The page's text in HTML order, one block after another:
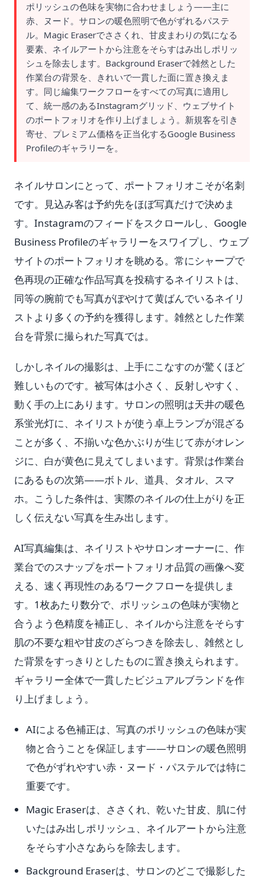
ポリッシュの色味を実物に合わせましょう——主に
赤、ヌード。サロンの暖色照明で色がずれるパステ
ル。Magic Eraserでささくれ、甘皮まわりの気になる
要素、ネイルアートから注意をそらすはみ出しポリッ
シュを除去します。Background Eraserで雑然とした
作業台の背景を、きれいで一貫した面に置き換えま
す。同じ編集ワークフローをすべての写真に適用し
て、統一感のあるInstagramグリッド、ウェブサイト
のポートフォリオを作り上げましょう。新規客を引き
寄せ、プレミアム価格を正当化するGoogle Business
Profileのギャラリーを。
ネイルサロンにとって、ポートフォリオこそが名刺
です。見込み客は予約先をほぼ写真だけで決めま
す。Instagramのフィードをスクロールし、Google
Business Profileのギャラリーをスワイプし、ウェブ
サイトのポートフォリオを眺める。常にシャープで
色再現の正確な作品写真を投稿するネイリストは、
同等の腕前でも写真がぼやけて黄ばんでいるネイリ
ストより多くの予約を獲得します。雑然とした作業
台を背景に撮られた写真では。
しかしネイルの撮影は、上手にこなすのが驚くほど
難しいものです。被写体は小さく、反射しやすく、
動く手の上にあります。サロンの照明は天井の暖色
系蛍光灯に、ネイリストが使う卓上ランプが混ざる
ことが多く、不揃いな色かぶりが生じて赤がオレン
ジに、白が黄色に見えてしまいます。背景は作業台
にあるもの次第——ボトル、道具、タオル、スマ
ホ。こうした条件は、実際のネイルの仕上がりを正
しく伝えない写真を生み出します。
AI写真編集は、ネイリストやサロンオーナーに、作
業台でのスナップをポートフォリオ品質の画像へ変
える、速く再現性のあるワークフローを提供しま
す。1枚あたり数分で、ポリッシュの色味が実物と
合うよう色精度を補正し、ネイルから注意をそらす
肌の不要な粗や甘皮のざらつきを除去し、雑然とし
た背景をすっきりとしたものに置き換えられます。
ギャラリー全体で一貫したビジュアルブランドを作
り上げましょう。
AIによる色補正は、写真のポリッシュの色味が実
物と合うことを保証します——サロンの暖色照明
で色がずれやすい赤・ヌード・パステルでは特に
重要です。
Magic Eraserは、ささくれ、乾いた甘皮、肌に付
いたはみ出しポリッシュ、ネイルアートから注意
をそらす小さなあらを除去します。
Background Eraserは、サロンのどこで撮影した